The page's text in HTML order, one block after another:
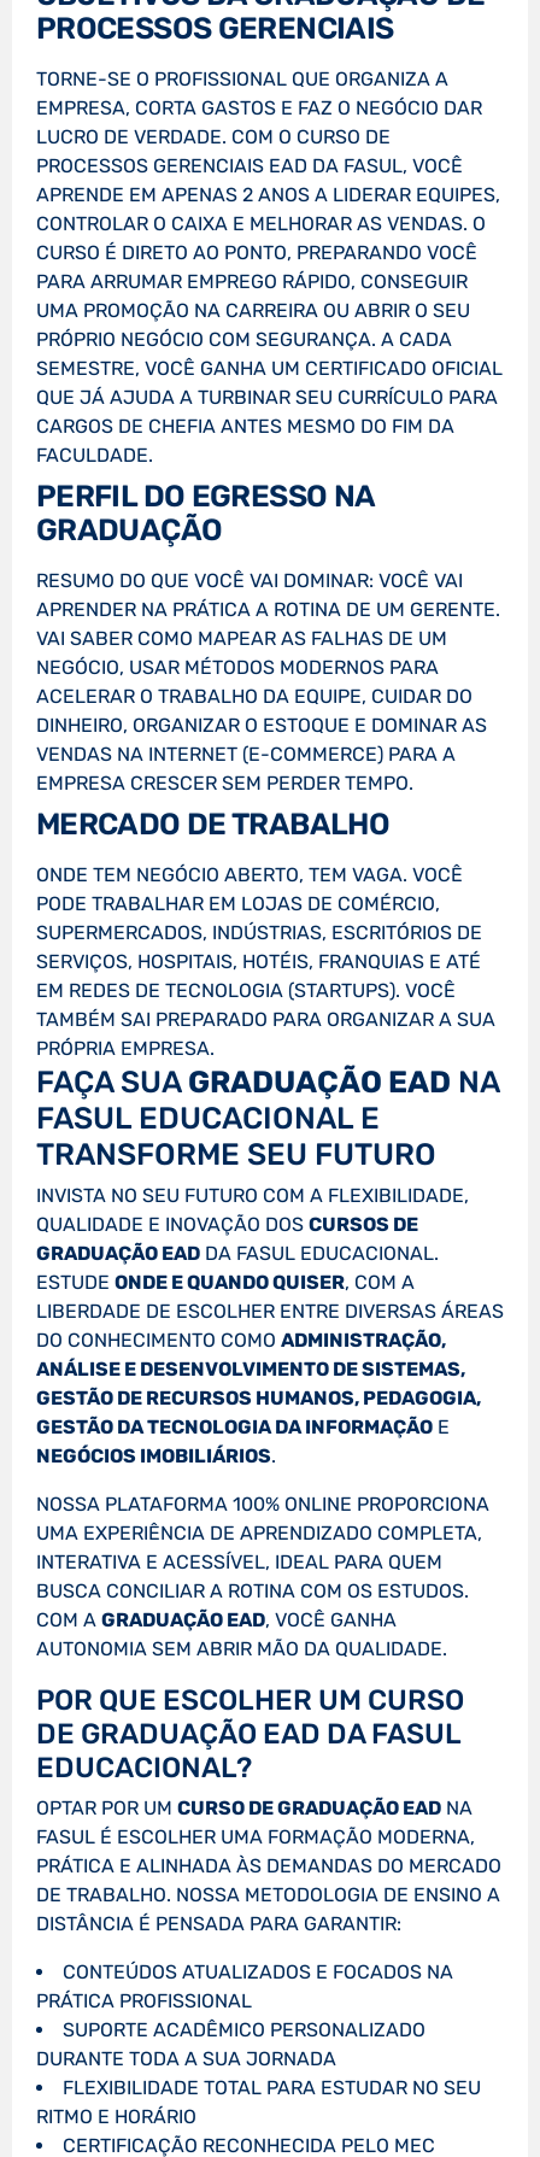
PROCESSOS GERENCIAIS
TORNE-SE O PROFISSIONAL QUE ORGANIZA A
EMPRESA, CORTA GASTOS E FAZ O NEGÓCIO DAR
LUCRO DE VERDADE. COM O CURSO DE
PROCESSOS GERENCIAIS EAD DA FASUL, VOCÊ
APRENDE EM APENAS 2 ANOS A LIDERAR EQUIPES,
CONTROLAR O CAIXA E MELHORAR AS VENDAS. O
CURSO É DIRETO AO PONTO, PREPARANDO VOCÊ
PARA ARRUMAR EMPREGO RÁPIDO, CONSEGUIR
UMA PROMOÇÃO NA CARREIRA OU ABRIR O SEU
PRÓPRIO NEGÓCIO COM SEGURANÇA. A CADA
SEMESTRE, VOCÊ GANHA UM CERTIFICADO OFICIAL
QUE JÁ AJUDA A TURBINAR SEU CURRÍCULO PARA
CARGOS DE CHEFIA ANTES MESMO DO FIM DA
FACULDADE.
PERFIL DO EGRESSO NA
GRADUAÇÃO
RESUMO DO QUE VOCÊ VAI DOMINAR: VOCÊ VAI
APRENDER NA PRÁTICA A ROTINA DE UM GERENTE.
VAI SABER COMO MAPEAR AS FALHAS DE UM
NEGÓCIO, USAR MÉTODOS MODERNOS PARA
ACELERAR O TRABALHO DA EQUIPE, CUIDAR DO
DINHEIRO, ORGANIZAR O ESTOQUE E DOMINAR AS
VENDAS NA INTERNET (E-COMMERCE) PARA A
EMPRESA CRESCER SEM PERDER TEMPO.
MERCADO DE TRABALHO
ONDE TEM NEGÓCIO ABERTO, TEM VAGA. VOCÊ
PODE TRABALHAR EM LOJAS DE COMÉRCIO,
SUPERMERCADOS, INDÚSTRIAS, ESCRITÓRIOS DE
SERVIÇOS, HOSPITAIS, HOTÉIS, FRANQUIAS E ATÉ
EM REDES DE TECNOLOGIA (STARTUPS). VOCÊ
TAMBÉM SAI PREPARADO PARA ORGANIZAR A SUA
PRÓPRIA EMPRESA.
FAÇA SUA GRADUAÇÃO EAD NA
FASUL EDUCACIONAL E
TRANSFORME SEU FUTURO
INVISTA NO SEU FUTURO COM A FLEXIBILIDADE,
QUALIDADE E INOVAÇÃO DOS CURSOS DE
GRADUAÇÃO EAD DA FASUL EDUCACIONAL.
ESTUDE ONDE E QUANDO QUISER, COM A
LIBERDADE DE ESCOLHER ENTRE DIVERSAS ÁREAS
DO CONHECIMENTO COMO ADMINISTRAÇÃO,
ANÁLISE E DESENVOLVIMENTO DE SISTEMAS,
GESTÃO DE RECURSOS HUMANOS, PEDAGOGIA,
GESTÃO DA TECNOLOGIA DA INFORMAÇÃO E
NEGÓCIOS IMOBILIÁRIOS.
NOSSA PLATAFORMA 100% ONLINE PROPORCIONA
UMA EXPERIÊNCIA DE APRENDIZADO COMPLETA,
INTERATIVA E ACESSÍVEL, IDEAL PARA QUEM
BUSCA CONCILIAR A ROTINA COM OS ESTUDOS.
COM A GRADUAÇÃO EAD, VOCÊ GANHA
AUTONOMIA SEM ABRIR MÃO DA QUALIDADE.
POR QUE ESCOLHER UM CURSO
DE GRADUAÇÃO EAD DA FASUL
EDUCACIONAL?
OPTAR POR UM CURSO DE GRADUAÇÃO EAD NA
FASUL É ESCOLHER UMA FORMAÇÃO MODERNA,
PRÁTICA E ALINHADA ÀS DEMANDAS DO MERCADO
DE TRABALHO. NOSSA METODOLOGIA DE ENSINO A
DISTÂNCIA É PENSADA PARA GARANTIR:
CONTEÚDOS ATUALIZADOS E FOCADOS NA
PRÁTICA PROFISSIONAL
SUPORTE ACADÊMICO PERSONALIZADO
DURANTE TODA A SUA JORNADA
FLEXIBILIDADE TOTAL PARA ESTUDAR NO SEU
RITMO E HORÁRIO
CERTIFICAÇÃO RECONHECIDA PELO MEC